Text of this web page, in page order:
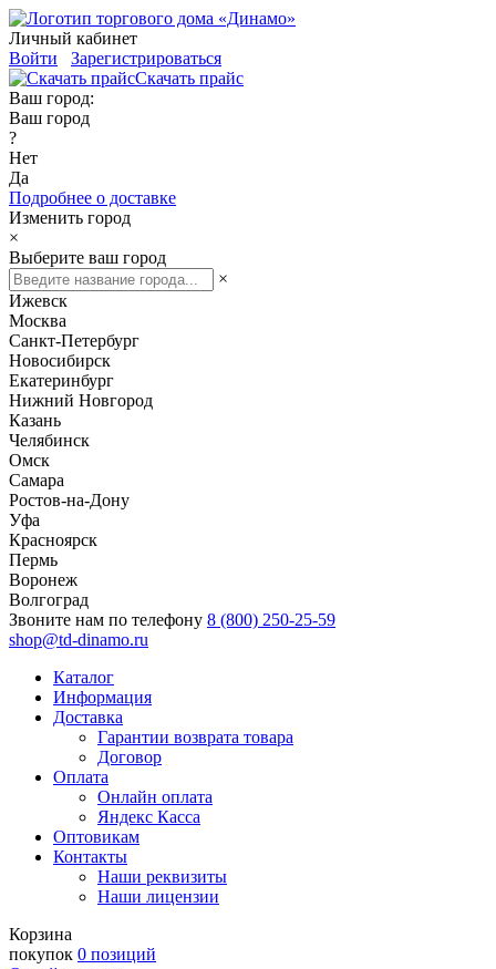
Личный кабинет
Войти
Зарегистрироваться
Скачать прайс
Ваш город:
Ваш город
?
Нет
Да
Подробнее о доставке
Изменить город
×
Выберите ваш город
×
Ижевск
Москва
Санкт-Петербург
Новосибирск
Екатеринбург
Нижний Новгород
Казань
Челябинск
Омск
Самара
Ростов-на-Дону
Уфа
Красноярск
Пермь
Воронеж
Волгоград
Звоните нам по телефону 8 (800) 250-25-59
shop@td-dinamo.ru
Каталог
Информация
Доставка
Гарантии возврата товара
Договор
Оплата
Онлайн оплата
Яндекс Касса
Оптовикам
Контакты
Наши реквизиты
Наши лицензии
Корзина
покупок 0 позиций